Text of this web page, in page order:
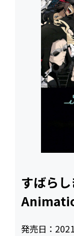
すばら
発売日：